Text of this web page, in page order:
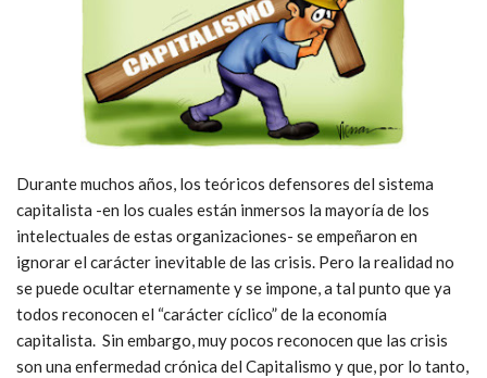
Durante muchos años, los teóricos defensores del sistema
capitalista -en los cuales están inmersos la mayoría de los
intelectuales de estas organizaciones- se empeñaron en
ignorar el carácter inevitable de las crisis. Pero la realidad no
se puede ocultar eternamente y se impone, a tal punto que ya
todos reconocen el “carácter cíclico” de la economía
capitalista. Sin embargo, muy pocos reconocen que las crisis
son una enfermedad crónica del Capitalismo y que, por lo tanto,